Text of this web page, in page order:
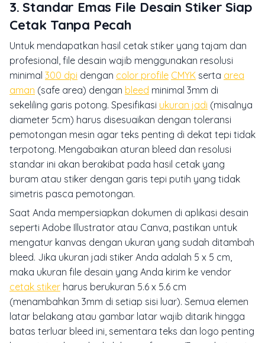
3. Standar Emas File Desain Stiker Siap
Cetak Tanpa Pecah
Untuk mendapatkan hasil cetak stiker yang tajam dan
profesional, file desain wajib menggunakan resolusi
minimal 300 dpi dengan color profile CMYK serta area
aman (safe area) dengan bleed minimal 3mm di
sekeliling garis potong. Spesifikasi ukuran jadi (misalnya
diameter 5cm) harus disesuaikan dengan toleransi
pemotongan mesin agar teks penting di dekat tepi tidak
terpotong. Mengabaikan aturan bleed dan resolusi
standar ini akan berakibat pada hasil cetak yang
buram atau stiker dengan garis tepi putih yang tidak
simetris pasca pemotongan.
Saat Anda mempersiapkan dokumen di aplikasi desain
seperti Adobe Illustrator atau Canva, pastikan untuk
mengatur kanvas dengan ukuran yang sudah ditambah
bleed. Jika ukuran jadi stiker Anda adalah 5 x 5 cm,
maka ukuran file desain yang Anda kirim ke vendor
cetak stiker harus berukuran 5.6 x 5.6 cm
(menambahkan 3mm di setiap sisi luar). Semua elemen
latar belakang atau gambar latar wajib ditarik hingga
batas terluar bleed ini, sementara teks dan logo penting